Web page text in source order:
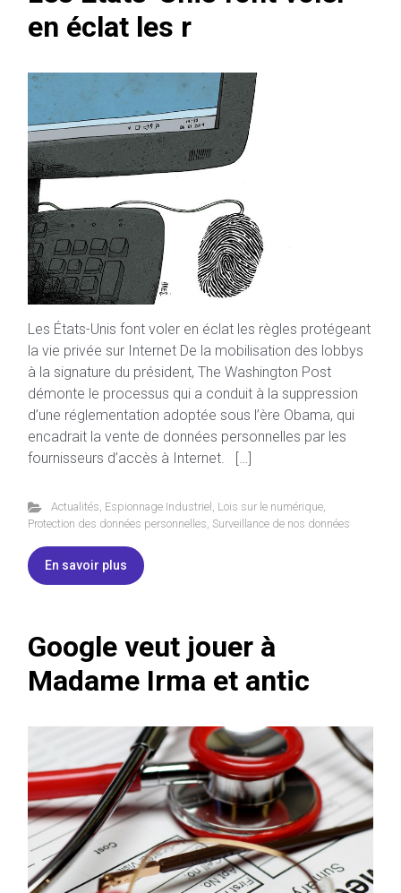
en éclat les r
Les États-Unis font voler en éclat les règles protégeant
la vie privée sur Internet De la mobilisation des lobbys
à la signature du président, The Washington Post
démonte le processus qui a conduit à la suppression
d’une réglementation adoptée sous l’ère Obama, qui
encadrait la vente de données personnelles par les
fournisseurs d’accès à Internet. […]
Actualités, Espionnage Industriel , Lois sur le numérique,
Protection des données personnelles, Surveillance de nos données
En savoir plus
Google veut jouer à
Madame Irma et antic